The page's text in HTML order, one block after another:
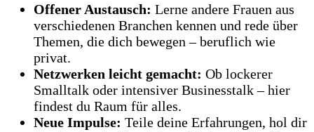
Offener Austausch: Lerne andere Frauen aus
verschiedenen Branchen kennen und rede über
Themen, die dich bewegen – beruflich wie
privat.
Netzwerken leicht gemacht: Ob lockerer
Smalltalk oder intensiver Businesstalk – hier
findest du Raum für alles.
Neue Impulse: Teile deine Erfahrungen, hol dir